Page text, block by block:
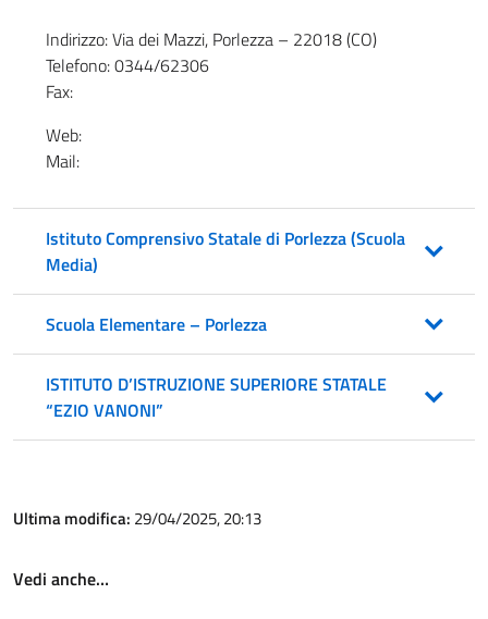
Indirizzo: Via dei Mazzi, Porlezza – 22018 (CO)
Telefono: 0344/62306
Fax:
Web:
Mail:
Istituto Comprensivo Statale di Porlezza (Scuola
Media)
Scuola Elementare – Porlezza
ISTITUTO D’ISTRUZIONE SUPERIORE STATALE
“EZIO VANONI”
Ultima modifica: 29/04/2025, 20:13
Vedi anche…